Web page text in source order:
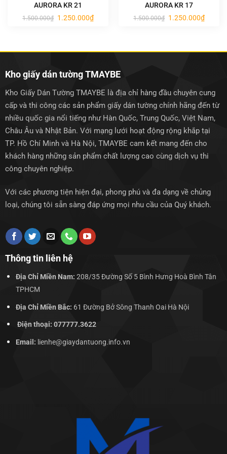
AURORA KR 21
1.500.000₫ Giá
gốc
1.250.000₫Giá
hiện
AURORA KR 17
1.500.000₫ Giá
gốc
1.250.000₫Giá
hiện
Kho giấy dán tường TMAYBE
Kho Giấy Dán Tường TMAYBE là địa chỉ hàng đầu chuyên cung
cấp và thi công các sản phẩm giấy dán tường chính hãng đến từ
nhiều quốc gia nổi tiếng như Hàn Quốc, Trung Quốc, Việt Nam,
Châu Âu và Nhật Bản. Với mạng lưới hoạt động rộng khắp tại
TP. Hồ Chí Minh và Hà Nội, TMAYBE cam kết mang đến cho
khách hàng những sản phẩm chất lượng cao cùng dịch vụ thi
công chuyên nghiệp.
Với các phương tiện hiện đại, phong phú và đa dạng về chủng
loại, chúng tôi sẵn sàng đáp ứng mọi nhu cầu của Quý khách.
Thông tin liên hệ
Địa Chỉ Miền Nam: 208/35 Đường Số 5 Bình Hưng Hoà Bình Tân
TPHCM
Địa Chỉ Miền Bắc: 61 Đường Bở Sông Thanh Oai Hà Nội
Điện thoại: 077777.3622
Email: lienhe@giaydantuong.info.vn